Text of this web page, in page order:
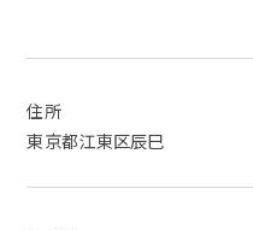
住所
東京都江東区辰巳